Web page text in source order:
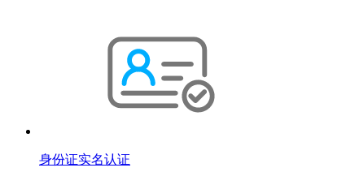
身份证实名认证